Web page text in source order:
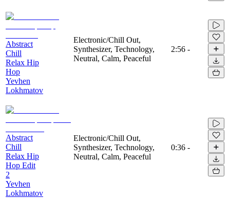
Abstract
Chill
Relax Hip
Hop
Yevhen
Lokhmatov
Electronic/Chill Out,
Synthesizer, Technology,
Neutral, Calm, Peaceful
2:56 -
Abstract
Chill
Relax Hip
Hop Edit
2
Yevhen
Lokhmatov
Electronic/Chill Out,
Synthesizer, Technology,
Neutral, Calm, Peaceful
0:36 -